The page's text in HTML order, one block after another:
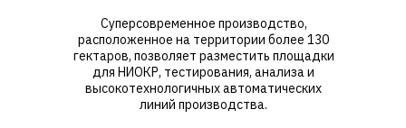
Суперсовременное производство,
расположенное на территории более 130
гектаров, позволяет разместить площадки
для НИОКР, тестирования, анализа и
высокотехнологичных автоматических
линий производства.